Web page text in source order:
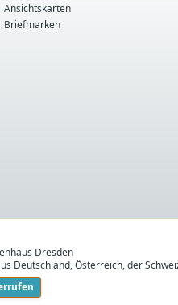
Ansichtskarten
Briefmarken
Dresden
Deutschland, Österreich, der